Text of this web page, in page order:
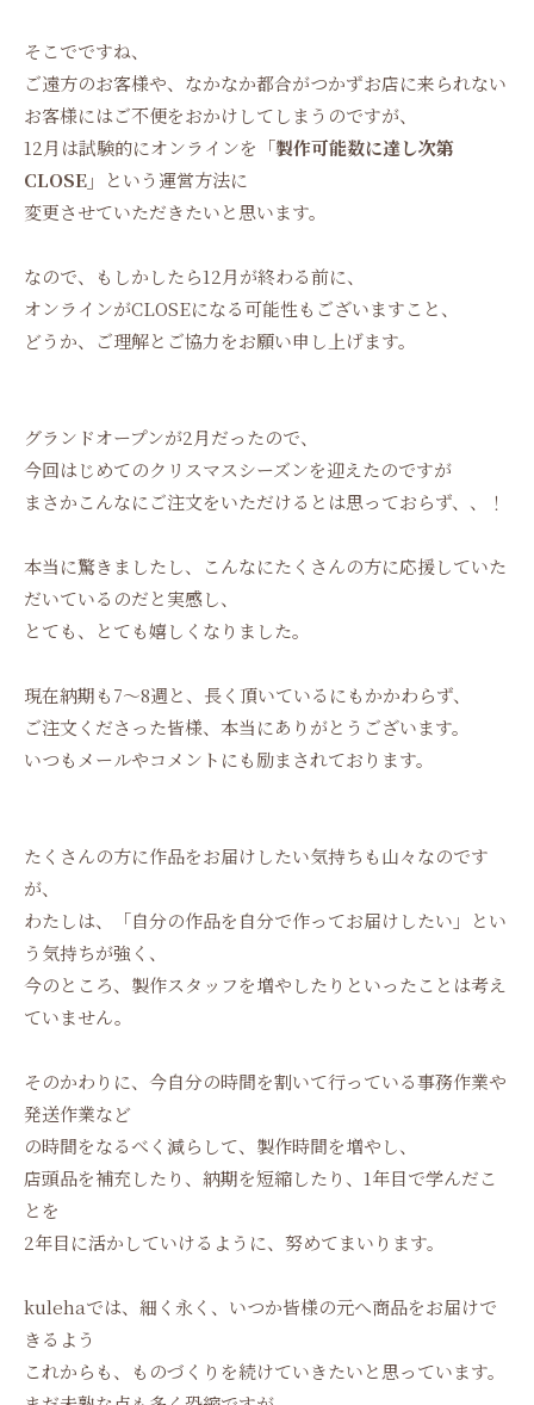
そこでですね、
ご遠方のお客様や、なかなか都合がつかずお店に来られない
お客様にはご不便をおかけしてしまうのですが、
12月は試験的にオンラインを 「製作可能数に達し次第
CLOSE」
という運営方法に
変更させていただきたいと思います。
なので、もしかしたら12月が終わる前に、
オンラインがCLOSEになる可能性もございますこと、
どうか、ご理解とご協力をお願い申し上げます。
グランドオープンが2月だったので、
今回はじめてのクリスマスシーズンを迎えたのですが
まさかこんなにご注文をいただけるとは思っておらず、、！
本当に驚きましたし、こんなにたくさんの方に応援していた
だいているのだと実感し、
とても、とても嬉しくなりました。
現在納期も7〜8週と、長く頂いているにもかかわらず、
ご注文くださった皆様、本当にありがとうございます。
いつもメールやコメントにも励まされております。
たくさんの方に作品をお届けしたい気持ちも山々なのです
が、
わたしは、「自分の作品を自分で作ってお届けしたい」とい
う気持ちが強く、
今のところ、製作スタッフを増やしたりといったことは考え
ていません。
そのかわりに、今自分の時間を割いて行っている事務作業や
発送作業など
の時間をなるべく減らして、製作時間を増やし、
店頭品を補充したり、納期を短縮したり、1年目で学んだこ
とを
2年目に活かしていけるように、努めてまいります。
kulehaでは、細く永く、いつか皆様の元へ商品をお届けで
きるよう
これからも、ものづくりを続けていきたいと思っています。